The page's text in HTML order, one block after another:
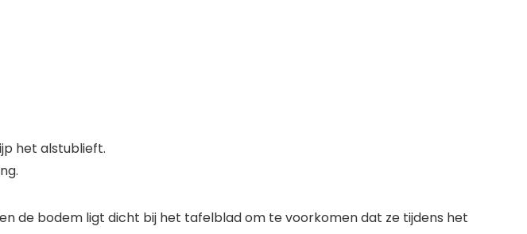
het alstublieft.
de bodem ligt dicht bij het tafelblad om te voorkomen dat ze tijdens het